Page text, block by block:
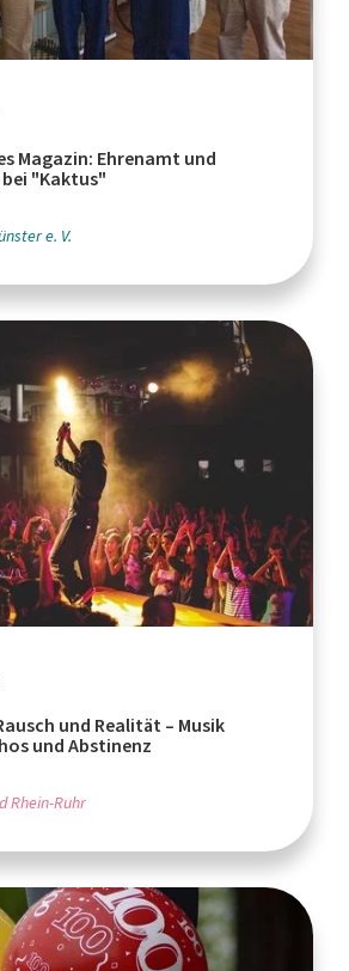
Magazin: Ehrenamt und
"Kaktus"
e. V.
und Realität – Musik
und Abstinenz
Rhein-Ruhr